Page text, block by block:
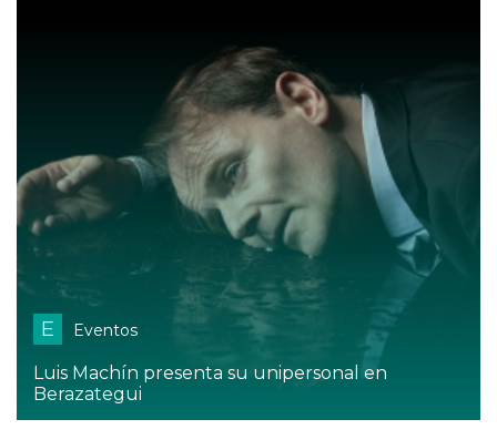
E Eventos
Luis Machín presenta su unipersonal en
Berazategui